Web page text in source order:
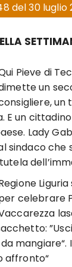
del 30 luglio
Pieve di
un
un
E un
Lady
sindaco che
celebrare
mangiare“.
affronto“